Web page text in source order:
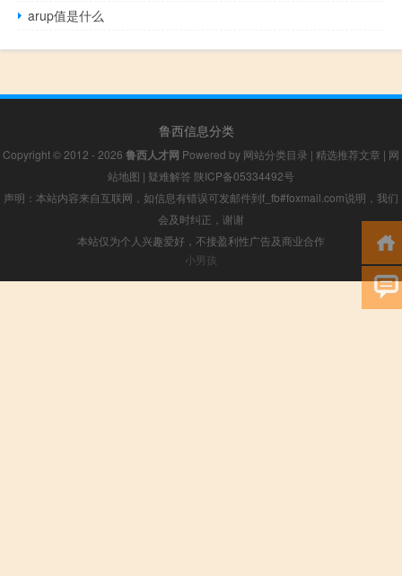
arup值是什么
鲁西信息分类
Copyright © 2012 - 2026 鲁西人才网 Powered by 网站分类目录 | 精选推荐文章 | 网
站地图 | 疑难解答 陕ICP备05334492号
声明：本站内容来自互联网，如信息有错误可发邮件到f_fb#foxmail.com说明，我们
会及时纠正，谢谢
本站仅为个人兴趣爱好，不接盈利性广告及商业合作
小男孩